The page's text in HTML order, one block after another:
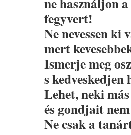
fegyvert!
Ne nevessen
mert
Ismerje meg
s
Lehet, neki
és gondjait
Ne csak a